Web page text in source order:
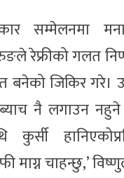
सम्मेलनमा
रेफ्रीको गलत
जिकिर गरे।
नै लगाउन नहुने
कुर्सी
माग्न चाहन्छु,’